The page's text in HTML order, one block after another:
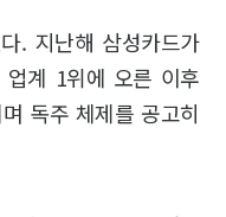
. 지난해 삼성카드가
계 1위에 오른 이후
독주 체제를 공고히